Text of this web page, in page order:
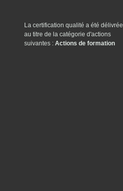
La certification qualité a été délivrée
au titre de la catégorie d'actions
suivantes : Actions de formation